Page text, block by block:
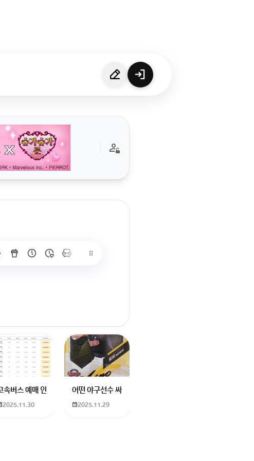
가 많이 없고 프로형은 많아서
랜드평판에서 스타부문에서의 임영웅 순위 알고싶어요
학년도 고등학교 입학생인데요 지망하는 학교가 전주 한일고인데 1. 다자녀
속버스 예매 인천공항에서 대전으로 가는 버스를 이용하려하는데 버스 노선이 인천
2025.11.30
어떤 야구선수 싸인일까요? 제가 옛날에 롯데 자이언츠 선수
2025.11.29